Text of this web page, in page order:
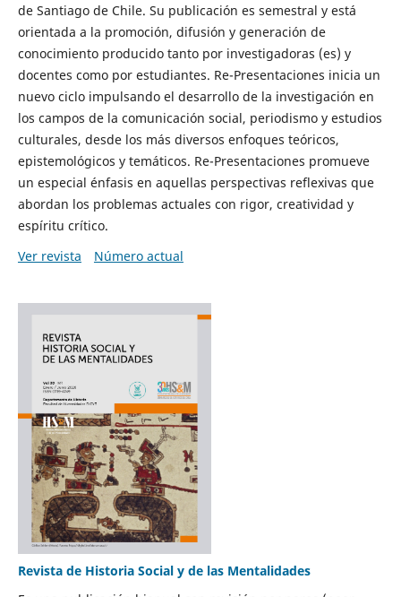
de Santiago de Chile. Su publicación es semestral y está
orientada a la promoción, difusión y generación de
conocimiento producido tanto por investigadoras (es) y
docentes como por estudiantes. Re-Presentaciones inicia un
nuevo ciclo impulsando el desarrollo de la investigación en
los campos de la comunicación social, periodismo y estudios
culturales, desde los más diversos enfoques teóricos,
epistemológicos y temáticos. Re-Presentaciones promueve
un especial énfasis en aquellas perspectivas reflexivas que
abordan los problemas actuales con rigor, creatividad y
espíritu crítico.
Ver revista
Número actual
Revista de Historia Social y de las Mentalidades